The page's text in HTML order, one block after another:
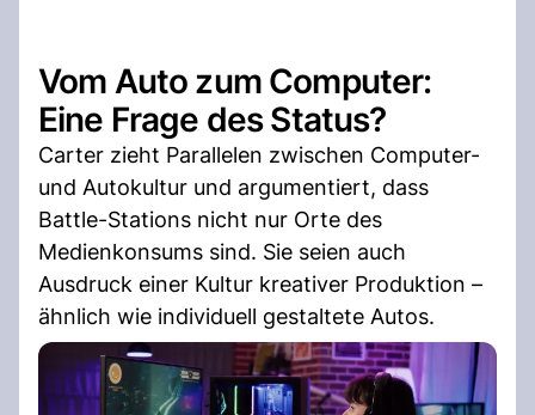
Vom Auto zum Computer:
Eine Frage des Status?
Carter zieht Parallelen zwischen Computer-
und Autokultur und argumentiert, dass
Battle-Stations nicht nur Orte des
Medienkonsums sind. Sie seien auch
Ausdruck einer Kultur kreativer Produktion –
ähnlich wie individuell gestaltete Autos.